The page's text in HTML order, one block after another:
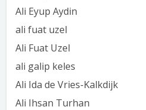
Ali Eyup Aydin
ali fuat uzel
Ali Fuat Uzel
ali galip keles
Ali Ida de Vries-Kalkdijk
Ali Ihsan Turhan